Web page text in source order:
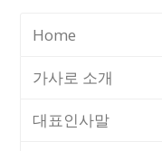
Home
가사로 소개
대표인사말